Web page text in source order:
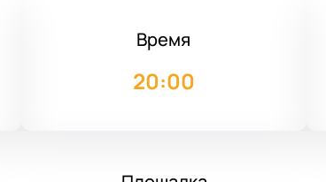
Время
20:00